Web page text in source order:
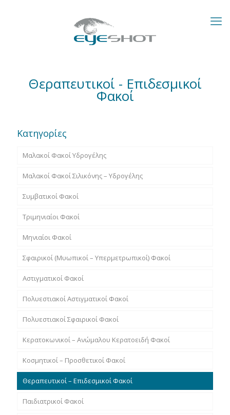
Θεραπευτικοί - Επιδεσμικοί
Φακοί
Κατηγορίες
Μαλακοί Φακοί Υδρογέλης
Μαλακοί Φακοί Σιλικόνης – Υδρογέλης
Συμβατικοί Φακοί
Τριμηνιαίοι Φακοί
Μηνιαίοι Φακοί
Σφαιρικοί (Μυωπικοί – Υπερμετρωπικοί) Φακοί
Αστιγματικοί Φακοί
Πολυεστιακοί Αστιγματικοί Φακοί
Πολυεστιακοί Σφαιρικοί Φακοί
Κερατοκωνικοί – Ανώμαλου Κερατοειδή Φακοί
Κοσμητικοί – Προσθετικοί Φακοί
Θεραπευτικοί – Επιδεσμικοί Φακοί
Παιδιατρικοί Φακοί